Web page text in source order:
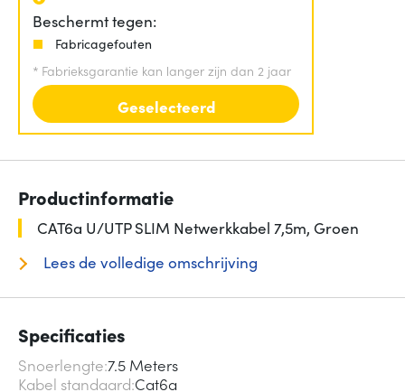
Beschermt tegen:
Fabricagefouten
* Fabrieksgarantie kan langer zijn dan 2 jaar
Geselecteerd
Productinformatie
CAT6a U/UTP SLIM Netwerkkabel 7,5m, Groen
Lees de volledige omschrijving
Specificaties
Snoerlengte 7.5 Meters
Kabel standaard Cat6a